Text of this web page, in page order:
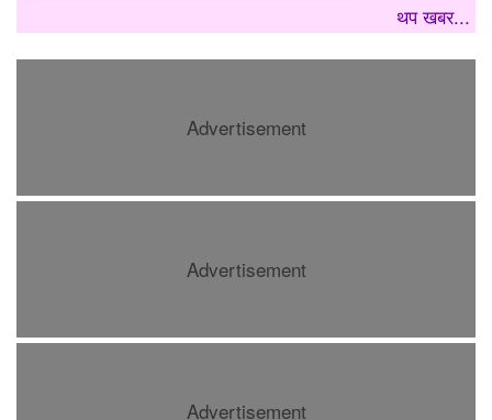
थप खबर...
Advertisement
Advertisement
Advertisement